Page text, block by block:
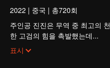
2022 | 중국 | 총720회
주인공 진진은 무역 중 최고의
한 고검의 힘을 촉발했는데...
300년 후, 천무 대륙의 외딴곳
옛날의 강자 신화를 되찾고, 사
표시